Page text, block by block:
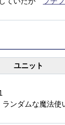
ユニット
ンダムな魔法使